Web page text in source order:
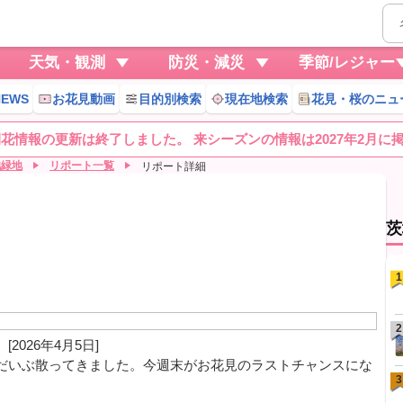
天気・観測 防災・減災 季節/レジャー
お花見動画 目的別検索 現在地検索 花見・桜のニュ
情報の更新は終了しました。 来シーズンの情報は2027年2月に
地 リポート一覧 リポート詳細
[2026年4月5日]
ぶ散ってきました。今週末がお花見のラストチャンスにな
1
2
3